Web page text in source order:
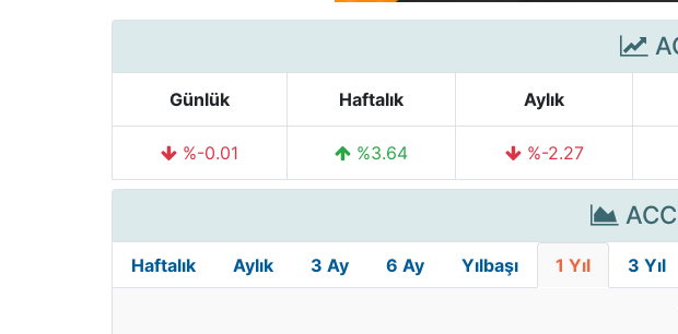
Günlük Haftalık Aylık
%-0.01 %3.64 %-2.27
Haftalık Aylık 3 Ay 6 Ay Yılbaşı 1 Yıl 3 Yıl